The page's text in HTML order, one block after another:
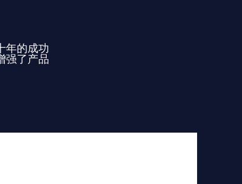
年的成功
强了产品